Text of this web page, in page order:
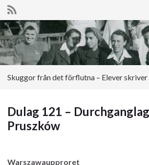
Search for:
Skuggor från det förflutna – Elever
Dulag 121 –
Pruszków
Warszawaupproret